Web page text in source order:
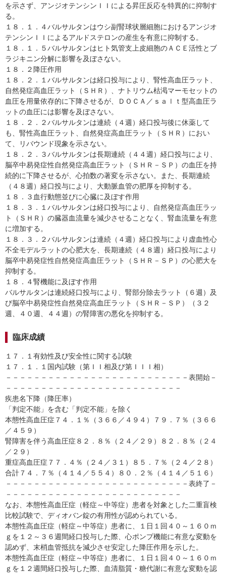
を示さず、アンジオテンシンＩＩによる昇圧反応を特異的に抑制す
る。
１８．１．４バルサルタンはウシ副腎球状層細胞におけるアンジオ
テンシンＩＩによるアルドステロンの産生を有意に抑制する。
１８．１．５バルサルタンはヒト気管支上皮細胞のＡＣＥ活性とブ
ラジキニン分解に影響を及ぼさない。
１８．２降圧作用
１８．２．１バルサルタンは経口投与により、腎性高血圧ラット、
自然発症高血圧ラット（ＳＨＲ）、ナトリウム枯渇マーモセットの
血圧を用量依存的に下降させるが、ＤＯＣＡ／ｓａｌｔ型高血圧ラ
ットの血圧には影響を及ぼさない。
１８．２．２バルサルタンは連続（４週）経口投与後に休薬して
も、腎性高血圧ラット、自然発症高血圧ラット（ＳＨＲ）におい
て、リバウンド現象を示さない。
１８．２．３バルサルタンは長期連続（４４週）経口投与により、
脳卒中易発症性自然発症高血圧ラット（ＳＨＲ－ＳＰ）の血圧を持
続的に下降させるが、心拍数の著変を示さない。また、長期連続
（４８週）経口投与により、大動脈血管の肥厚を抑制する。
１８．３血行動態並びに心臓に及ぼす作用
１８．３．１バルサルタンは経口投与により、自然発症高血圧ラッ
ト（ＳＨＲ）の臓器血流量を減少させることなく、腎血流量を有意
に増加する。
１８．３．２バルサルタンは連続（４週）経口投与により虚血性心
不全モデルラットの心肥大を、長期連続（４８週）経口投与により
脳卒中易発症性自然発症高血圧ラット（ＳＨＲ－ＳＰ）の心肥大を
抑制する。
１８．４腎機能に及ぼす作用
バルサルタンは連続経口投与により、腎部分除去ラット（６週）及
び脳卒中易発症性自然発症高血圧ラット（ＳＨＲ－ＳＰ）（３２
週、４０週、４４週）の腎障害の悪化を抑制する。
臨床成績
１７．１有効性及び安全性に関する試験
１７．１．１国内試験（第ＩＩ相及び第ＩＩＩ相）
－－－－－－－－－－－－－－－－－－－－－－－－－－表開始－
－－－－－－－－－－－－－－－－－－－－－－－－－
疾患名下降（降圧率）
「判定不能」を含む「判定不能」を除く
本態性高血圧症７４．１％（３６６／４９４）７９．７％（３６６
／４５９）
腎障害を伴う高血圧症８２．８％（２４／２９）８２．８％（２４
／２９）
重症高血圧症７７．４％（２４／３１）８５．７％（２４／２８）
合計７４．７％（４１４／５５４）８０．２％（４１４／５１６）
－－－－－－－－－－－－－－－－－－－－－－－－－－表終了－
－－－－－－－－－－－－－－－－－－－－－－－－－
なお、本態性高血圧症（軽症～中等症）患者を対象とした二重盲検
比較試験で、ディオバン錠の有用性が認められている。
本態性高血圧症（軽症～中等症）患者に、１日１回４０～１６０ｍ
ｇを１２～３６週間経口投与した際、心ポンプ機能に有意な変動を
認めず、末梢血管抵抗を減少させ安定した降圧作用を示した。
本態性高血圧症（軽症～中等症）患者に、１日１回４０～１６０ｍ
ｇを１２週間経口投与した際、血清脂質・糖代謝に有意な変動を認